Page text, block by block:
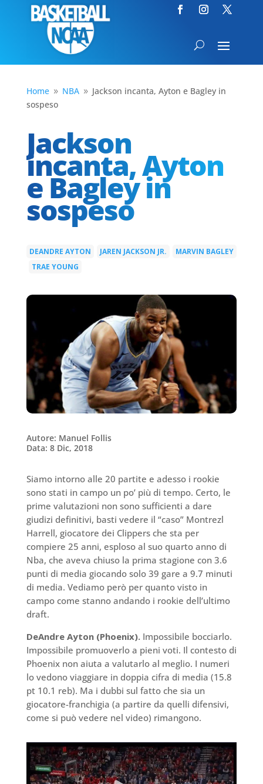
Home 9 NBA 9 Jackson incanta, Ayton e Bagley in
sospeso
Jackson
incanta, Ayton
e Bagley in
sospeso
DEANDRE AYTON JAREN JACKSON JR. MARVIN BAGLEY
TRAE YOUNG
Autore: Manuel Follis
Data: 8 Dic, 2018
Siamo intorno alle 20 partite e adesso i rookie
sono stati in campo un po’ più di tempo. Certo, le
prime valutazioni non sono sufficienti a dare
giudizi definitivi, basti vedere il “caso” Montrezl
Harrell, giocatore dei Clippers che sta per
compiere 25 anni, esploso al suo quarto anno di
Nba, che aveva chiuso la prima stagione con 3.6
punti di media giocando solo 39 gare a 9.7 minuti
di media. Vediamo però per quanto visto in
campo come stanno andando i rookie dell’ultimo
draft.
DeAndre Ayton (Phoenix).Impossibile bocciarlo.
Impossibile promuoverlo a pieni voti. Il contesto di
Phoenix non aiuta a valutarlo al meglio. I numeri
lo vedono viaggiare in doppia cifra di media (15.8
pt 10.1 reb). Ma i dubbi sul fatto che sia un
giocatore-franchigia (a partire da quelli difensivi,
come si può vedere nel video) rimangono.